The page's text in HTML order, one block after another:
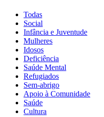
Todas
Social
Infância e Juventude
Mulheres
Idosos
Deficiência
Saúde Mental
Refugiados
Sem-abrigo
Apoio à Comunidade
Saúde
Cultura